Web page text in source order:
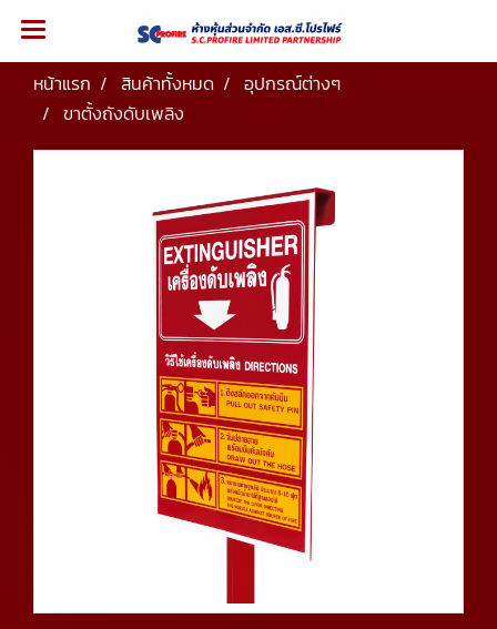
หน้าแรก สินค้าทั้งหมด
อุปกรณ์ต่างๆ
ขาตั้งถังดับเพลิง